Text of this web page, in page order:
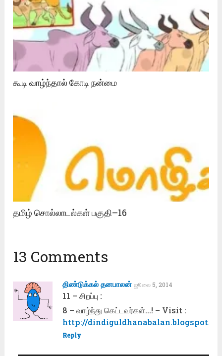
கூடி வாழ்ந்தால் கோடி நன்மை
தமிழ் சொல்லாடல்கள் பகுதி–16
13 Comments
திண்டுக்கல் தனபாலன் ஜூலை 5, 2014
11 – சிறப்பு :
8 – வாழ்ந்து கெட்டவர்கள்…! – Visit :
http://
Reply